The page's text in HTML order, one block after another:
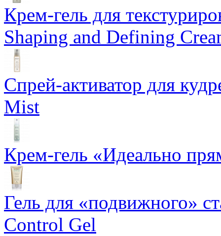
Крем-гель для
Shaping and Defining
Спрей-активатор для
Mist
Крем-гель «Идеально
Гель для «подвижного»
Control Gel